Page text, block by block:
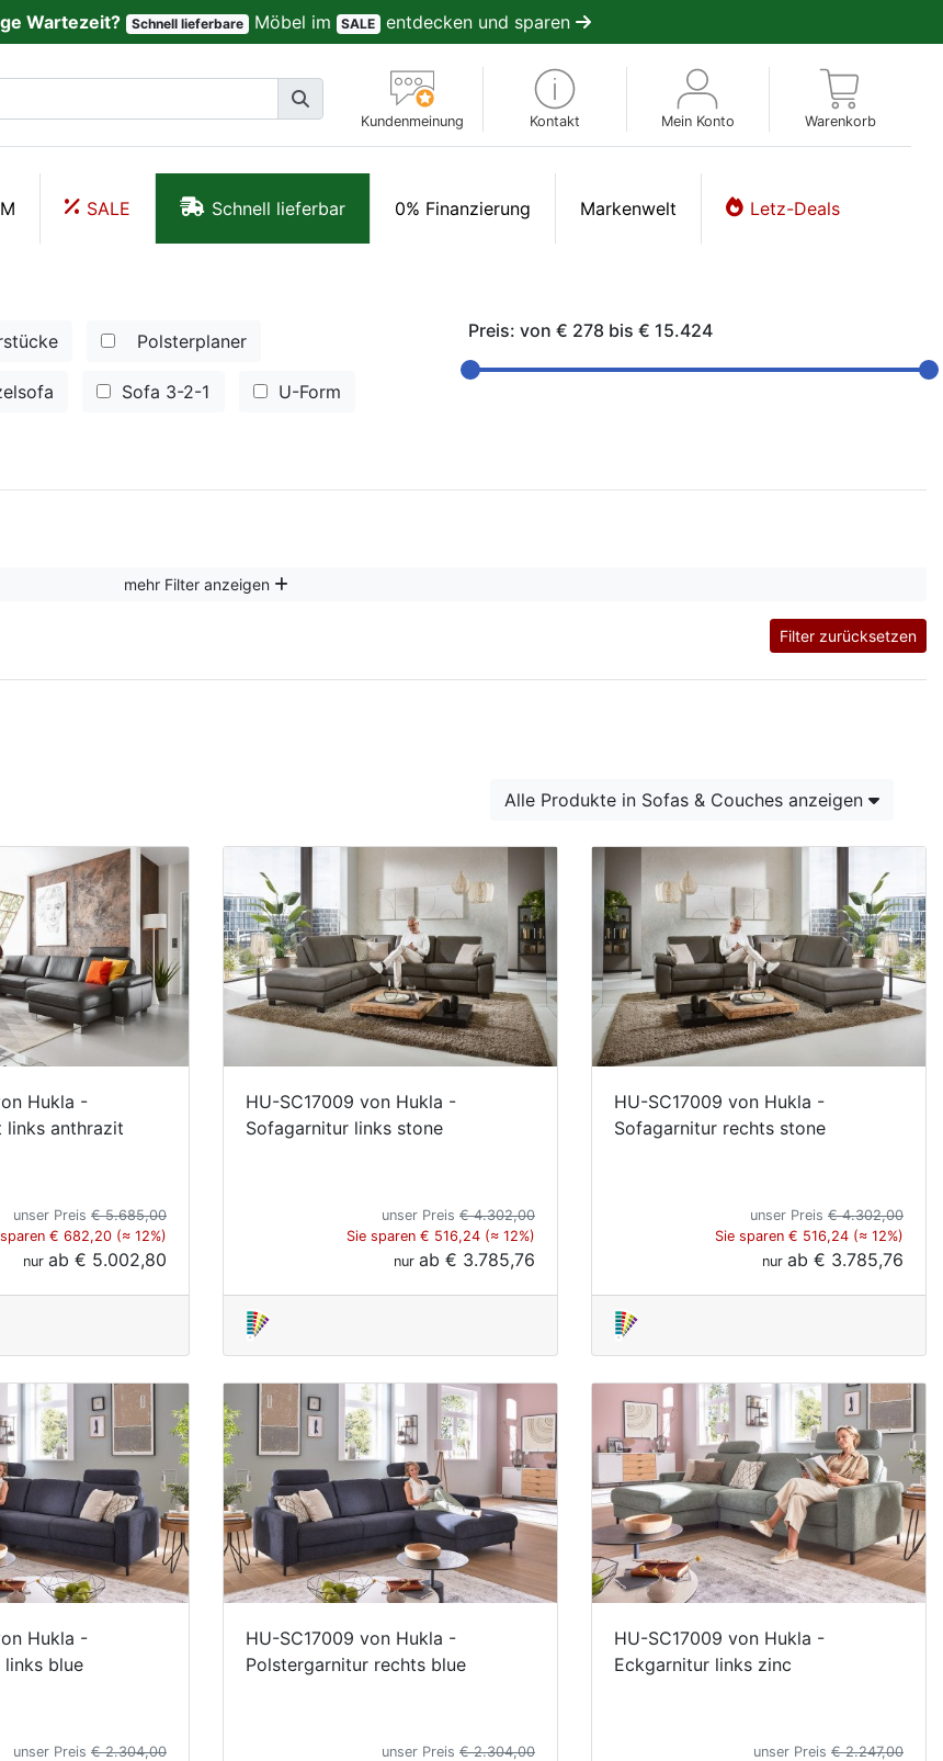
Wartezeit? Schnell lieferbare Möbel im SALE entdecken und sparen
Kundenmeinung Kontakt Mein Konto Warenkorb
SALE Schnell lieferbar 0% Finanzierung Markenwelt Letz-Deals
Polsterplaner
Sofa 3-2-1 U-Form
Preis: von € 278 bis € 15.424
mehr Filter anzeigen
Filter zurücksetzen
Alle Produkte in Sofas & Couches anzeigen
Hukla -
links anthrazit
unser Preis € 5.685,00
€ 682,20 (≈ 12%)
nur ab € 5.002,80
HU-SC17009 von Hukla -
Sofagarnitur links stone
unser Preis € 4.302,00
Sie sparen € 516,24 (≈ 12%)
nur ab € 3.785,76
HU-SC17009 von Hukla -
Sofagarnitur rechts stone
unser Preis € 4.302,00
Sie sparen € 516,24 (≈ 12%)
nur ab € 3.785,76
Hukla -
links blue
unser Preis € 2.304,00
HU-SC17009 von Hukla -
Polstergarnitur rechts blue
unser Preis € 2.304,00
HU-SC17009 von Hukla -
Eckgarnitur links zinc
unser Preis € 2.247,00